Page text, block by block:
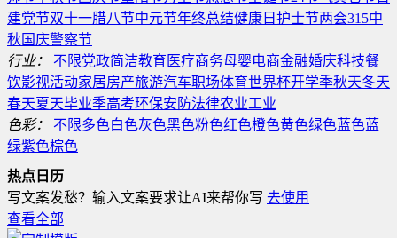
建党节双十一腊八节中元节年终总结健康日 护士节两会315中
秋国庆警察节
行业：
不限党政简洁教育 医疗商务母婴电商金融婚庆科技餐
饮影视活动家居房产旅游汽车职场体育世界杯开学季秋天冬天
春天夏天毕业季高考环保安防法律农业工业
色彩：
不限多色白色灰色黑色粉色红色橙色黄色绿色蓝色蓝
绿紫色棕色
热点日历
写文案发愁？输入文案要求让AI来帮你写 去使用
查看全部